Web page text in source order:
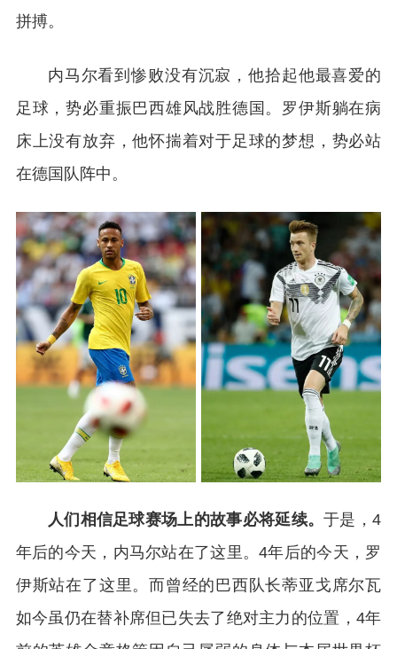
拼搏。
内马尔看到惨败没有沉寂，他拾起他最喜爱的
足球，势必重振巴西雄风战胜德国。罗伊斯躺在病
床上没有放弃，他怀揣着对于足球的梦想，势必站
在德国队阵中。
人们相信足球赛场上的故事必将延续。于是，4
年后的今天，内马尔站在了这里。4年后的今天，罗
伊斯站在了这里。而曾经的巴西队长蒂亚戈席尔瓦
如今虽仍在替补席但已失去了绝对主力的位置，4年